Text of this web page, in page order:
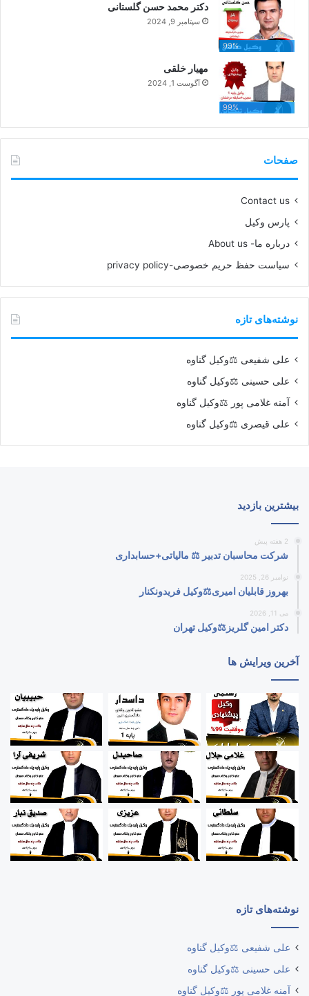
99%
دکتر محمد حسن گلستانی
سپتامبر 9, 2024
99%
مهیار خلقی
آگوست 1, 2024
صفحات
Contact us
پارس وکیل
درباره ما- About us
سیاست حفظ حریم خصوصی-privacy policy
نوشته‌های تازه
علی شفیعی ⚖️وکیل گناوه
علی حسینی ⚖️وکیل گناوه
آمنه غلامی پور ⚖️وکیل گناوه
علی قیصری ⚖️وکیل گناوه
بیشترین بازدید
2 هفته پیش
شرکت محاسبان تدبیر ⚖️ مالیاتی+حسابداری
نوامبر 26, 2025
بهروز قابلیان امیری⚖️وکیل فریدونکنار
می 11, 2026
دکتر امین گلریز⚖️وکیل تهران
آخرین ویرایش ها
نوشته‌های تازه
علی شفیعی ⚖️وکیل گناوه
علی حسینی ⚖️وکیل گناوه
آمنه غلامی پور ⚖️وکیل گناوه